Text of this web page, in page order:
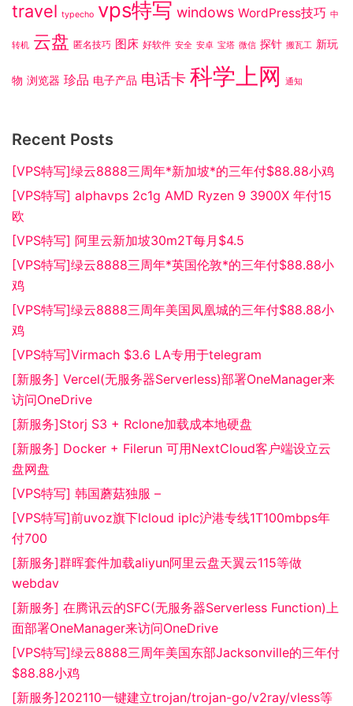
travel typecho vps特写 windows WordPress技巧 中
转机 云盘 匿名技巧 图床 好软件 安全 安卓 宝塔 微信 探针 搬瓦工 新玩
物 浏览器 珍品 电子产品 电话卡 科学上网 通知
Recent Posts
[VPS特写]绿云8888三周年*新加坡*的三年付$88.88小鸡
[VPS特写] alphavps 2c1g AMD Ryzen 9 3900X 年付15
欧
[VPS特写] 阿里云新加坡30m2T每月$4.5
[VPS特写]绿云8888三周年*英国伦敦*的三年付$88.88小
鸡
[VPS特写]绿云8888三周年美国凤凰城的三年付$88.88小
鸡
[VPS特写]Virmach $3.6 LA专用于telegram
[新服务] Vercel(无服务器Serverless)部署OneManager来
访问OneDrive
[新服务]Storj S3 + Rclone加载成本地硬盘
[新服务] Docker + Filerun 可用NextCloud客户端设立云
盘网盘
[VPS特写] 韩国蘑菇独服 –
[VPS特写]前uvoz旗下lcloud iplc沪港专线1T100mbps年
付700
[新服务]群晖套件加载aliyun阿里云盘天翼云115等做
webdav
[新服务] 在腾讯云的SFC(无服务器Serverless Function)上
面部署OneManager来访问OneDrive
[VPS特写]绿云8888三周年美国东部Jacksonville的三年付
$88.88小鸡
[新服务]202110一键建立trojan/trojan-go/v2ray/vless等